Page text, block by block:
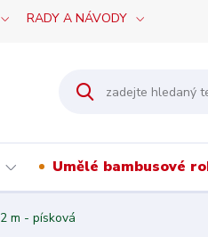
RADY A NÁVODY
Umělé bambusové
m - písková